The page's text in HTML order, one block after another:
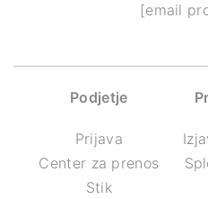
[email
Podjetje
Prijava
Center za prenos
Stik